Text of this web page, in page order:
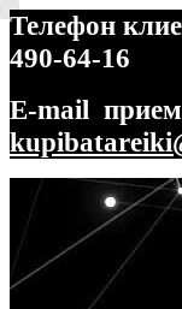
Телефон
490-64-16
E-mail
Перейти
навигации
Перейти
содержимому